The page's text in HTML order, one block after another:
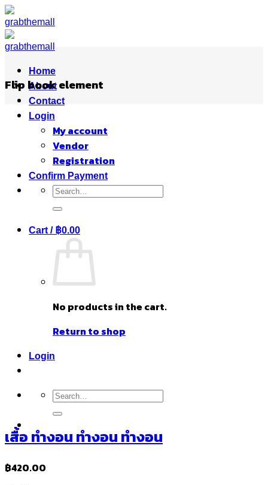
Skip
to
content
Home
About
Contact
Login
My account
Vendor
Registration
Confirm Payment
Search
for:
Cart / ฿0.00
No products in the cart.
Return to shop
Login
Search
for:
Flip book element
เสื้อ ทำงอน ทำงอน ทำงอน
฿420.00